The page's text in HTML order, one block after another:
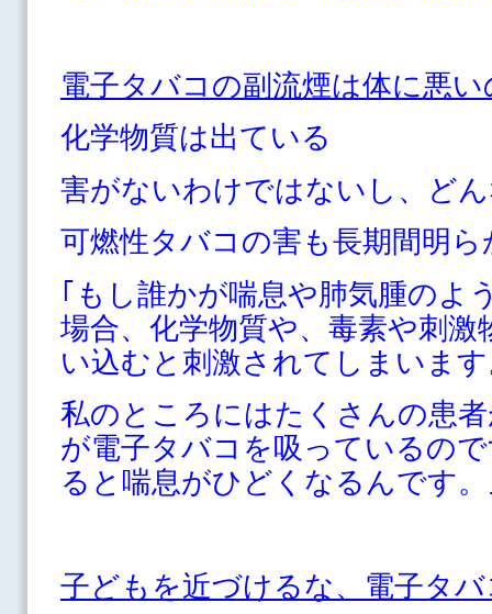
電子タバコの副流煙は体に悪い
化学物質は出ている
害がないわけではないし、ど
可燃性タバコの害も長期間明
｢もし誰かが喘息や肺気腫のよ
場合、化学物質や、毒素や刺
い込むと刺激されてしまいま
私のところにはたくさんの患
が電子タバコを吸っているの
ると喘息がひどくなるんです
子どもを近づけるな、電子タ